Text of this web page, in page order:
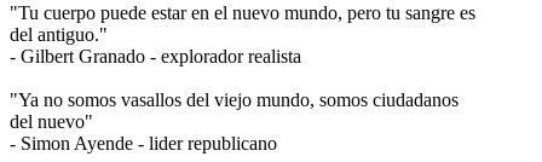
"Tu cuerpo puede estar en el nuevo mundo, pero tu sangre es
del antiguo."
- Gilbert Granado - explorador realista
"Ya no somos vasallos del viejo mundo, somos ciudadanos
del nuevo"
- Simon Ayende - lider republicano